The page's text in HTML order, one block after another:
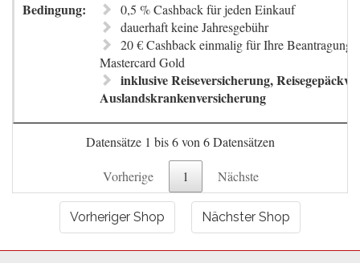
0,5 % Cashback für jeden Einkauf
dauerhaft keine Jahresgebühr
20 € Cashback einmalig für Ihre Beantragung
Mastercard Gold
inklusive Reiseversicherung,
Auslandskrankenversicherung
Datensätze 1 bis 6 von 6 Datensätzen
Vorherige 1 Nächste
Vorheriger Shop Nächster Shop